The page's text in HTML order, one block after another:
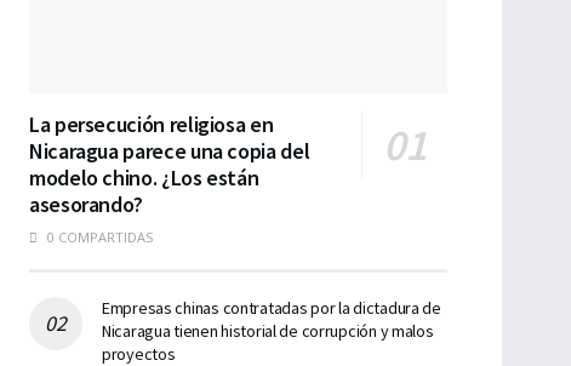
La persecución religiosa en
Nicaragua parece una copia del
modelo chino. ¿Los están
asesorando?
0 COMPARTIDAS
Empresas chinas contratadas por la dictadura de
Nicaragua tienen historial de corrupción y malos
proyectos